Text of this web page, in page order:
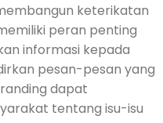
keterikatan
peran penting
informasi kepada
pesan-pesan yang
dapat
tentang isu-isu